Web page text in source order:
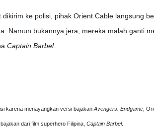
ke polisi, pihak Orient Cable langsung
Namun bukannya jera, mereka malah ganti
Captain Barbel.
karena menayangkan versi bajakanAvengers: Endgame,
dari film superhero Filipina, Captain Barbel.